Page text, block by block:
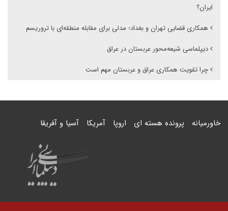
ایران؟
همکاری قضایی تهران و بغداد؛ مدلی برای مقابله منطقه‌ای با تروریسم
دیپلماسی شیعه‌محور عربستان در عراق
چرا تقویت همکاری عراق و عربستان مهم است
خاورمیانه پرونده هسته ای اروپا آمریکا آسیا و آفریقا